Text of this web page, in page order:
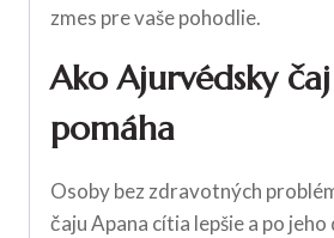
zmes pre vaše pohodlie.
Ako Ajurvédsky
pomáha
Osoby bez zdravotných
čaju Apana cítia lepšie a po